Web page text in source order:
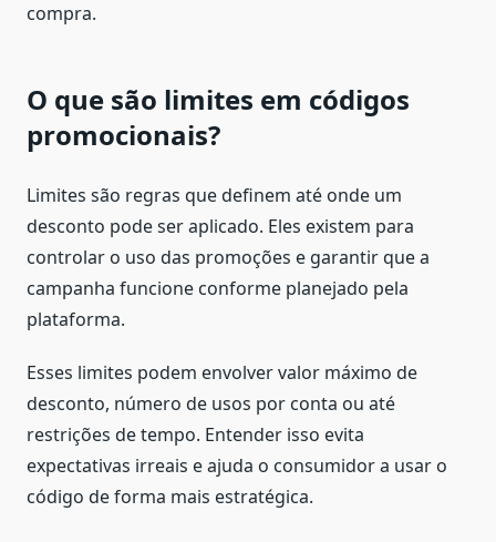
compra.
O que são limites em códigos
promocionais?
Limites são regras que definem até onde um
desconto pode ser aplicado. Eles existem para
controlar o uso das promoções e garantir que a
campanha funcione conforme planejado pela
plataforma.
Esses limites podem envolver valor máximo de
desconto, número de usos por conta ou até
restrições de tempo. Entender isso evita
expectativas irreais e ajuda o consumidor a usar o
código de forma mais estratégica.